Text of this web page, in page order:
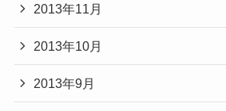
2013年11月
2013年10月
2013年9月